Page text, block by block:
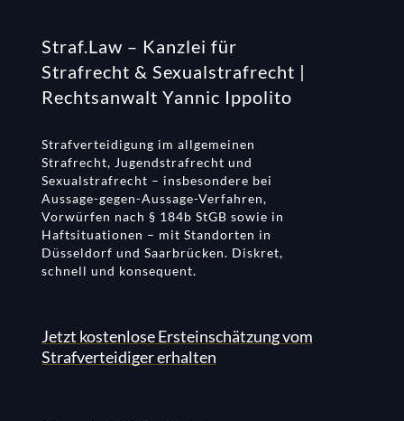
Straf.Law – Kanzlei für
Strafrecht & Sexualstrafrecht |
Rechtsanwalt Yannic Ippolito
Strafverteidigung im allgemeinen
Strafrecht, Jugendstrafrecht und
Sexualstrafrecht – insbesondere bei
Aussage-gegen-Aussage-Verfahren,
Vorwürfen nach § 184b StGB sowie in
Haftsituationen – mit Standorten in
Düsseldorf und Saarbrücken. Diskret,
schnell und konsequent.
Jetzt kostenlose Ersteinschätzung vom
Strafverteidiger erhalten